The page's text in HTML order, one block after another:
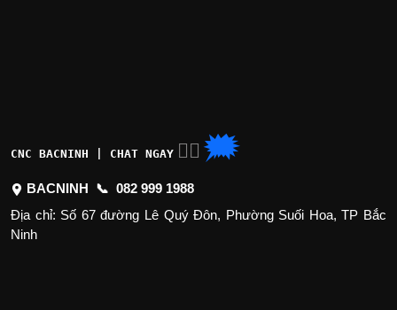
CNC BACNINH | CHAT NGAY 👉🏽 🗯
BACNINH 📞 082 999 1988
Địa chỉ: Số 67 đường Lê Quý Đôn, Phường Suối Hoa, TP Bắc
Ninh